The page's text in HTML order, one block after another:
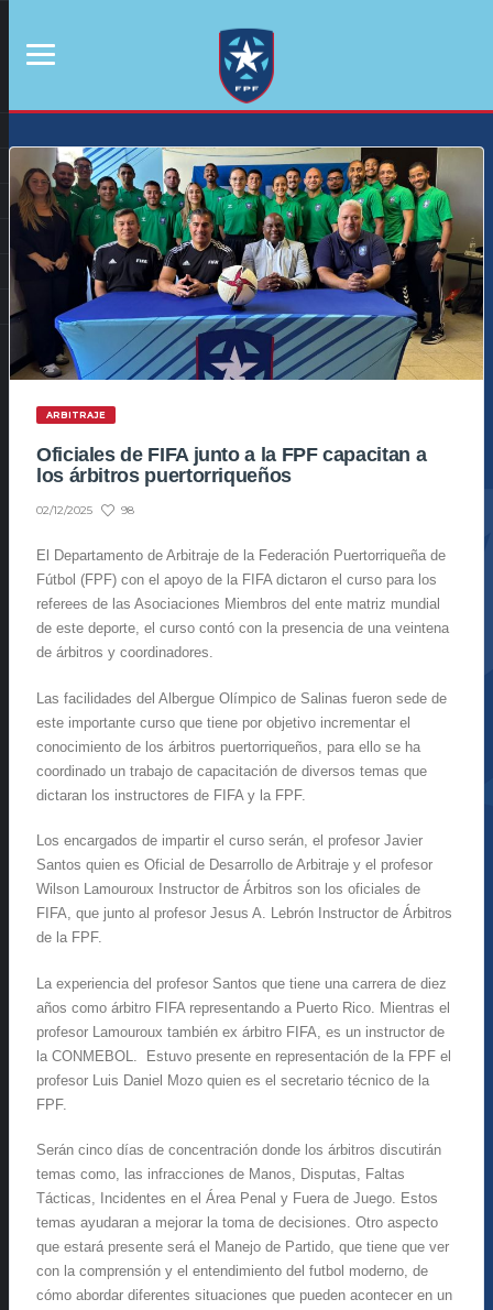
ARBITRAJE
Oficiales de FIFA junto a la FPF capacitan a
los árbitros puertorriqueños
02/12/2025 98
El Departamento de Arbitraje de la Federación Puertorriqueña de
Fútbol (FPF) con el apoyo de la FIFA dictaron el curso para los
referees de las Asociaciones Miembros del ente matriz mundial
de este deporte, el curso contó con la presencia de una veintena
de árbitros y coordinadores.
Las facilidades del Albergue Olímpico de Salinas fueron sede de
este importante curso que tiene por objetivo incrementar el
conocimiento de los árbitros puertorriqueños, para ello se ha
coordinado un trabajo de capacitación de diversos temas que
dictaran los instructores de FIFA y la FPF.
Los encargados de impartir el curso serán, el profesor Javier
Santos quien es Oficial de Desarrollo de Arbitraje y el profesor
Wilson Lamouroux Instructor de Árbitros son los oficiales de
FIFA, que junto al profesor Jesus A. Lebrón Instructor de Árbitros
de la FPF.
La experiencia del profesor Santos que tiene una carrera de diez
años como árbitro FIFA representando a Puerto Rico. Mientras el
profesor Lamouroux también ex árbitro FIFA, es un instructor de
la CONMEBOL. Estuvo presente en representación de la FPF el
profesor Luis Daniel Mozo quien es el secretario técnico de la
FPF.
Serán cinco días de concentración donde los árbitros discutirán
temas como, las infracciones de Manos, Disputas, Faltas
Tácticas, Incidentes en el Área Penal y Fuera de Juego. Estos
temas ayudaran a mejorar la toma de decisiones. Otro aspecto
que estará presente será el Manejo de Partido, que tiene que ver
con la comprensión y el entendimiento del futbol moderno, de
cómo abordar diferentes situaciones que pueden acontecer en un